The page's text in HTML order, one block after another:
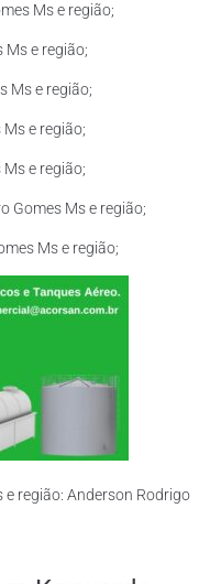
Ms e região;
Ms e região;
Ms e região;
e região;
e região;
Gomes Ms e região;
Ms e região;
e região: Anderson Rodrigo